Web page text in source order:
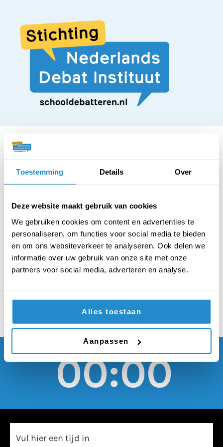
Toestemming Details Over
Deze website maakt gebruik van cookies
We gebruiken cookies om content en advertenties te
personaliseren, om functies voor social media te bieden
en om ons websiteverkeer te analyseren. Ook delen we
informatie over uw gebruik van onze site met onze
partners voor social media, adverteren en analyse.
Alles toestaan
Aanpassen
STELLING
Het zou beter zijn als
zonnebrand door de
overheid gratis ter
beschikking gesteld
00:00